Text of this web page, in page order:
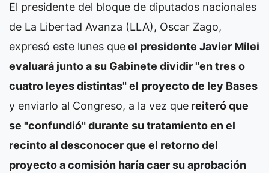
El presidente del bloque de diputados nacionales
de La Libertad Avanza (LLA), Oscar Zago,
expresó este lunes queel presidente Javier Milei
evaluará junto a su Gabinete dividir "en tres o
cuatro leyes distintas" el proyecto de ley Bases
y enviarlo al Congreso, a la vez que reiteró que
se "confundió" durante su tratamiento en el
recinto al desconocer que el retorno del
proyecto a comisión haría caer su aprobación